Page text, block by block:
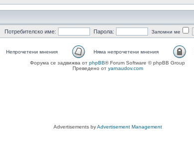
Потребителско име: Парола: Запомни ме
Непрочетени мнения Няма непрочетени мнения
Форума се задвижва от phpBB® Forum Software © phpBB Group
Преведено от yarnaudov.com
Advertisements byAdvertisement Management